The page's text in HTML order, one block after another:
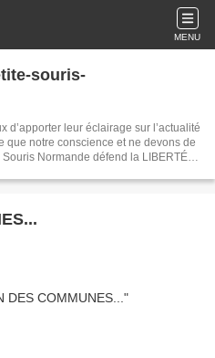
MENU
souris-
d’apporter leur éclairage sur l’actualité
que notre conscience et ne devons de
Normande défend la LIBERTÉ